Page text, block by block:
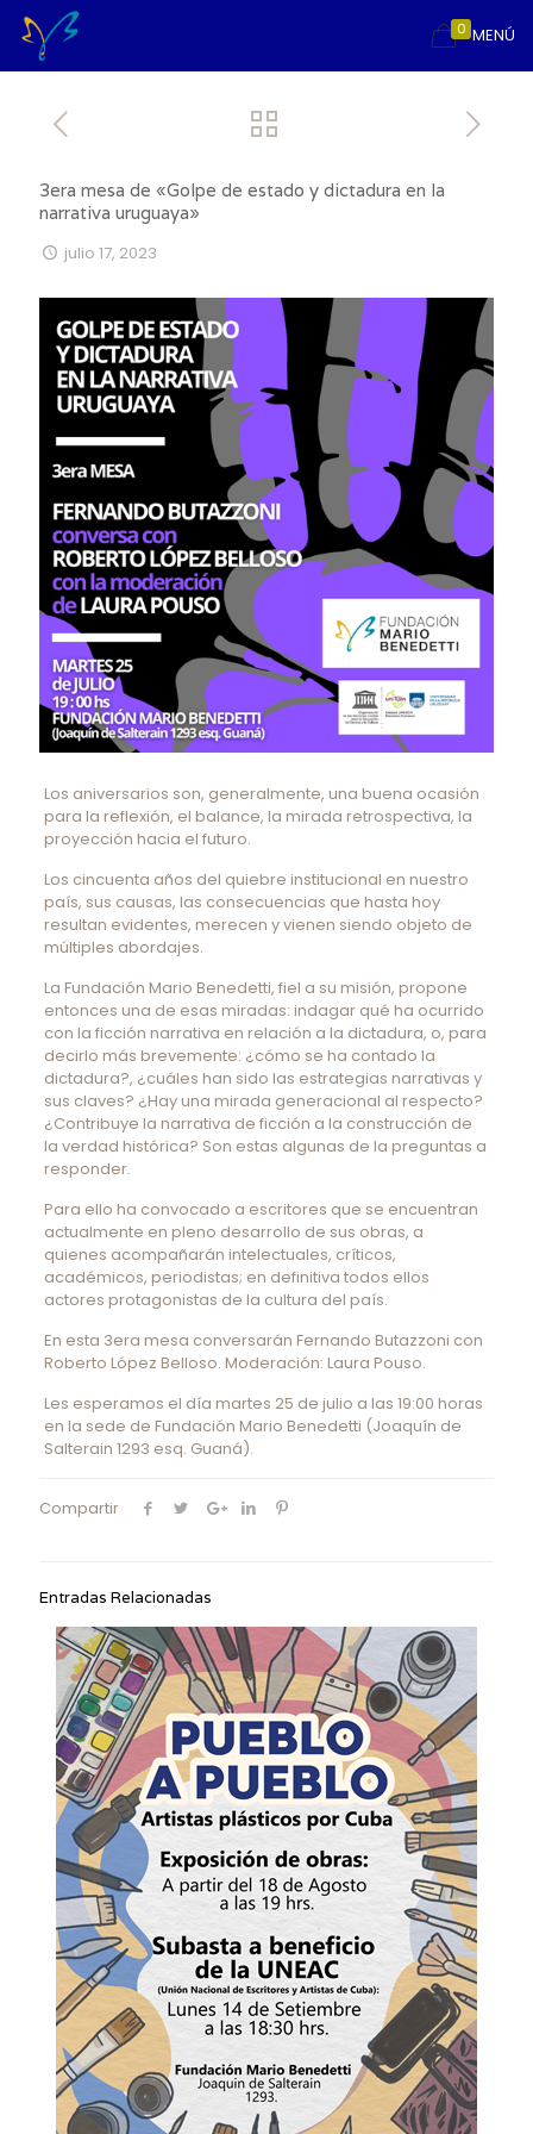
MENÚ
0
3era mesa de «Golpe de estado y dictadura en la
narrativa uruguaya»
julio 17, 2023
Los aniversarios son, generalmente, una buena ocasión
para la reflexión, el balance, la mirada retrospectiva, la
proyección hacia el futuro.
Los cincuenta años del quiebre institucional en nuestro
país, sus causas, las consecuencias que hasta hoy
resultan evidentes, merecen y vienen siendo objeto de
múltiples abordajes.
La Fundación Mario Benedetti, fiel a su misión, propone
entonces una de esas miradas: indagar qué ha ocurrido
con la ficción narrativa en relación a la dictadura, o, para
decirlo más brevemente: ¿cómo se ha contado la
dictadura?, ¿cuáles han sido las estrategias narrativas y
sus claves? ¿Hay una mirada generacional al respecto?
¿Contribuye la narrativa de ficción a la construcción de
la verdad histórica? Son estas algunas de la preguntas a
responder.
Para ello ha convocado a escritores que se encuentran
actualmente en pleno desarrollo de sus obras, a
quienes acompañarán intelectuales, críticos,
académicos, periodistas; en definitiva todos ellos
actores protagonistas de la cultura del país.
En esta 3era mesa conversarán Fernando Butazzoni con
Roberto López Belloso. Moderación: Laura Pouso.
Les esperamos el día martes 25 de julio a las 19:00 horas
en la sede de Fundación Mario Benedetti (Joaquín de
Salterain 1293 esq. Guaná).
Compartir
Entradas Relacionadas